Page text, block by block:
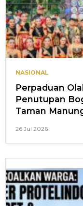
NASIONAL
Perpaduan
Penutupan
Taman
26 Jul 2026